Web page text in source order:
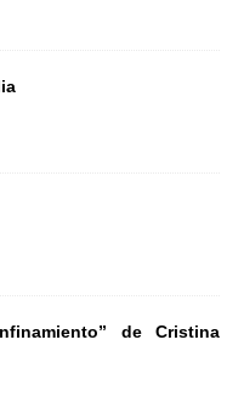
de Cristina